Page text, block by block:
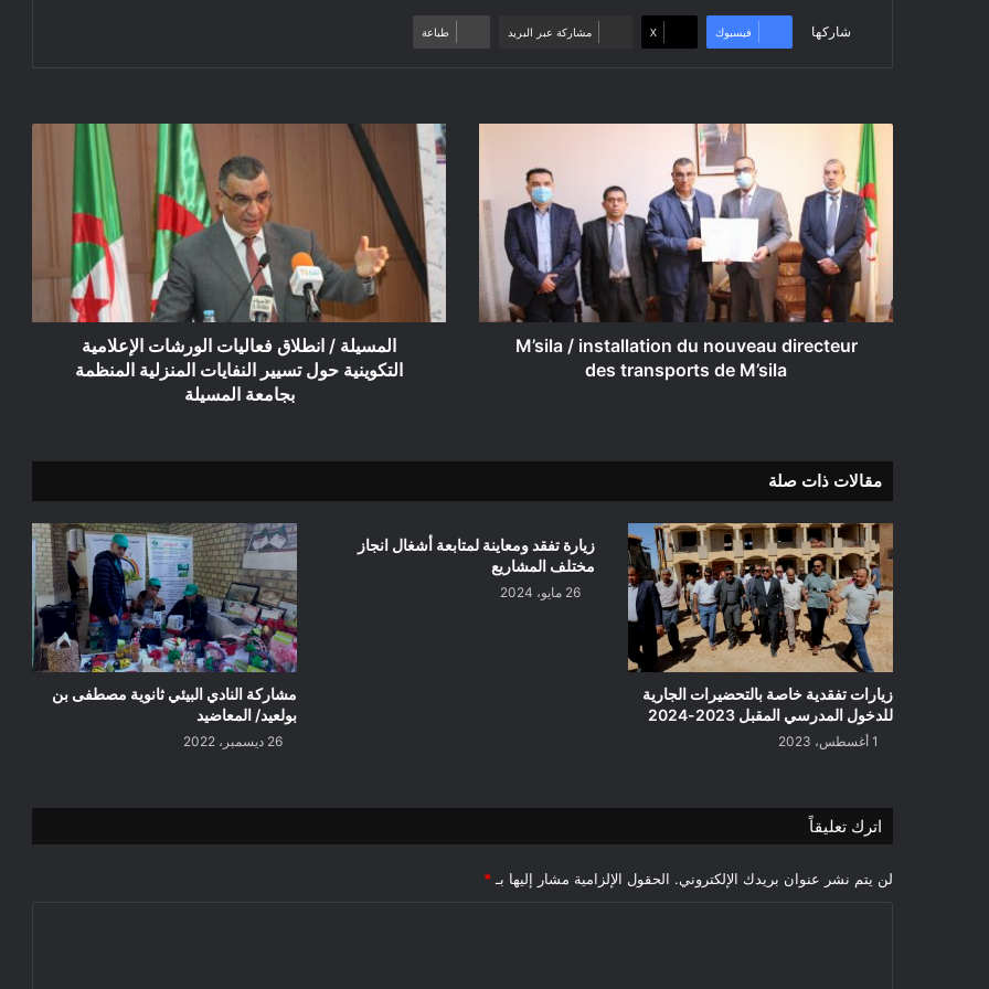
شاركها فيسبوك ‫X مشاركة عبر البريد طباعة
M’sila
installation
nouveau
directeur
des
transports
de
M’sila / installation du nouveau directeur
des transports de M’sila
المسيلة
/
انطلاق
فعاليات
الورشات
الإعلامية
التكوينية
حول
تسيير
المنزلية
المسيلة / انطلاق فعاليات الورشات الإعلامية
التكوينية حول تسيير النفايات المنزلية المنظمة
بجامعة المسيلة
مقالات ذات صلة
زيارات تفقدية خاصة بالتحضيرات الجارية
للدخول المدرسي المقبل 2023-2024
1 أغسطس، 2023
زيارة تفقد ومعاينة لمتابعة أشغال انجاز
مختلف المشاريع
26 مايو، 2024
مشاركة النادي البيئي ثانوية مصطفى بن
بولعيد/ المعاضيد
26 ديسمبر، 2022
اترك تعليقاً
لن يتم نشر عنوان بريدك الإلكتروني. الحقول الإلزامية مشار إليها بـ *